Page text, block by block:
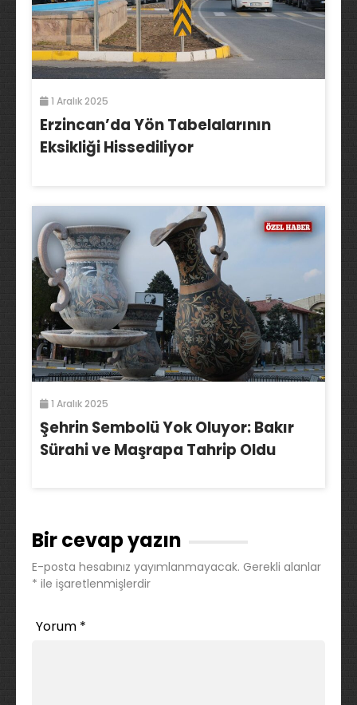
1 Aralık 2025
Erzincan’da Yön Tabelalarının
Eksikliği Hissediliyor
1 Aralık 2025
Şehrin Sembolü Yok Oluyor: Bakır
Sürahi ve Maşrapa Tahrip Oldu
Bir cevap yazın
E-posta hesabınız yayımlanmayacak. Gerekli alanlar
* ile işaretlenmişlerdir
Yorum *